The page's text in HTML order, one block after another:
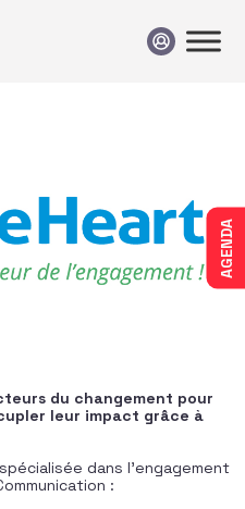
AGENDA
du changement pour
leur impact grâce à
dans l’engagement
: